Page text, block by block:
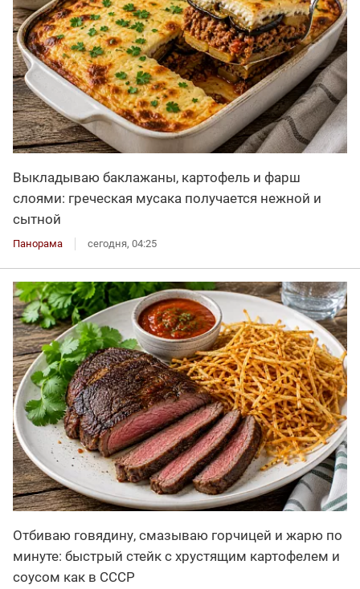
Выкладываю баклажаны, картофель и фарш
слоями: греческая мусака получается нежной и
сытной
Панорама сегодня, 04:25
Отбиваю говядину, смазываю горчицей и жарю по
минуте: быстрый стейк с хрустящим картофелем и
соусом как в СССР